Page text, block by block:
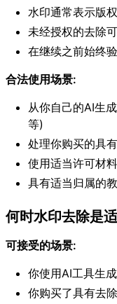
水印通常表示版
未经授权的去除
在继续之前始终
合法使用场景:
从你自己的AI生
等)
处理你购买的具
使用适当许可材
具有适当归属的
何时水印去除是
可接受的场景:
你使用AI工具生
你购买了具有去